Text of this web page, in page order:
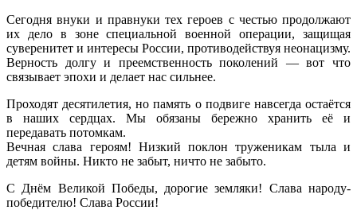
Сегодня внуки и правнуки тех героев с честью продолжают
их дело в зоне специальной военной операции, защищая
суверенитет и интересы России, противодействуя неонацизму.
Верность долгу и преемственность поколений — вот что
связывает эпохи и делает нас сильнее.
Проходят десятилетия, но память о подвиге навсегда остаётся
в наших сердцах. Мы обязаны бережно хранить её и
передавать потомкам.
Вечная слава героям! Низкий поклон труженикам тыла и
детям войны. Никто не забыт, ничто не забыто.
С Днём Великой Победы, дорогие земляки! Слава народу-
победителю! Слава России!